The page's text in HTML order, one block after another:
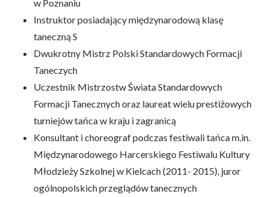
w Poznaniu
Instruktor posiadający międzynarodową klasę
taneczną S
Dwukrotny Mistrz Polski Standardowych Formacji
Taneczych
Uczestnik Mistrzostw Świata Standardowych
Formacji Tanecznych oraz laureat wielu prestiżowych
turniejów tańca w kraju i zagranicą
Konsultant i choreograf podczas festiwali tańca m.in.
Międzynarodowego Harcerskiego Festiwalu Kultury
Młodzieży Szkolnej w Kielcach (2011- 2015), juror
ogólnopolskich przeglądów tanecznych